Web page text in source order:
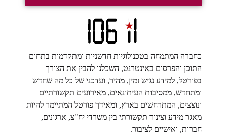
כחברה המתמחה בטכנולוגיות חדשניות ומתקדמות בתחום
התוכן והפרסום באינטרנט, השכלנו להבין את הצורך
בפורטל, למידע נגיש זמין, מהיר, ועדכני של כל מה שחדש
ומתחדש, ממסיבות העיתונאים, מאירועים תקשורתיים
ונוצצים, המתרחשים בארץ, ומאידך פורטל המתיימר להיות
מאגר מידע וצינור תקשורתי בין משרדי יח"צ, ארגונים,
חברות, ואישיים לציבור.